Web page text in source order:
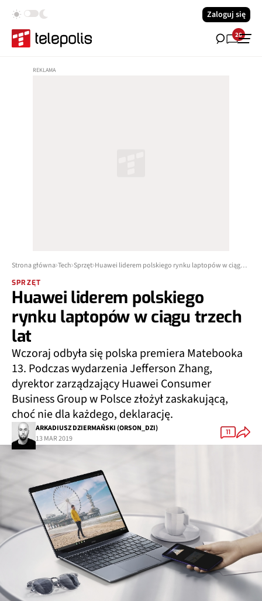
Zaloguj się
28
Strona główna Tech Sprzęt Huawei liderem polskiego rynku laptopów w ciągu trzech lat
SPRZĘT
Huawei liderem polskiego
rynku laptopów w ciągu trzech
lat
Wczoraj odbyła się polska premiera Matebooka
13. Podczas wydarzenia Jefferson Zhang,
dyrektor zarządzający Huawei Consumer
Business Group w Polsce złożył zaskakującą,
choć nie dla każdego, deklarację.
ARKADIUSZ DZIERMAŃSKI (ORSON_DZI)
13 MAR 2019
11